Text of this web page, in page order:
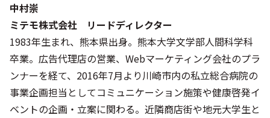
中村崇
ミテモ株式会社 リードディレクター
1983年生まれ、熊本県出身。熊本大学文学部人間科学科
卒業。広告代理店の営業、Webマーケティング会社のプラ
ンナーを経て、2016年7月より川崎市内の私立総合病院の
事業企画担当としてコミュニケーション施策や健康啓発イ
ベントの企画・立案に関わる。近隣商店街や地元大学生と